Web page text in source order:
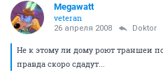
Megawatt
veteran
26 апреля 2008 Doktor
Не к этому ли дому роют траншеи
правда скоро сдадут...